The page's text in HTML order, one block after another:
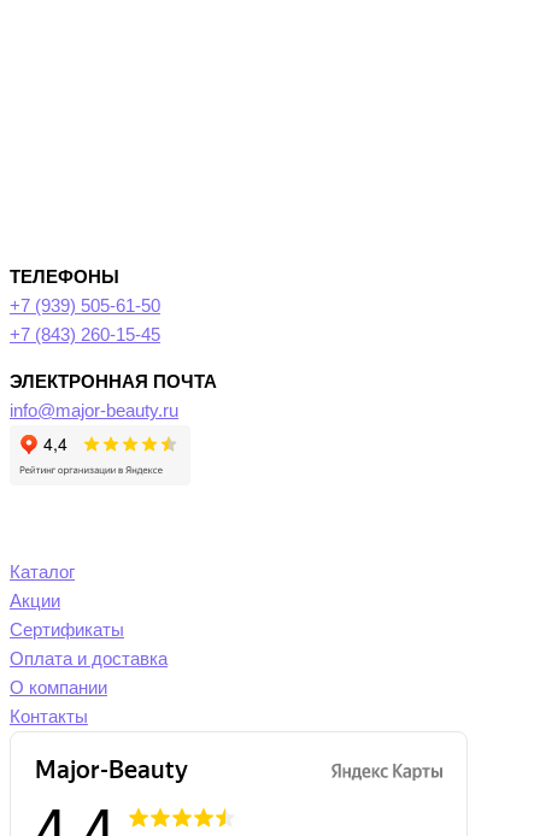
ТЕЛЕФОНЫ
+7 (939) 505-61-50
+7 (843) 260-15-45
ЭЛЕКТРОННАЯ ПОЧТА
info@major-beauty.ru
Каталог
Акции
Сертификаты
Оплата и доставка
О компании
Контакты